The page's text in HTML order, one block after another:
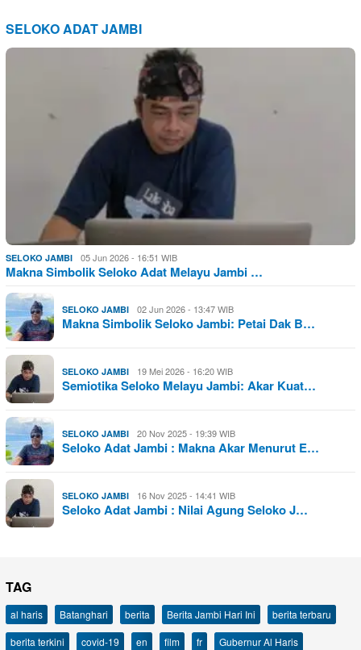
SELOKO ADAT JAMBI
SELOKO JAMBI 05 Jun 2026 - 16:51 WIB
Makna Simbolik Seloko Adat Melayu Jambi …
SELOKO JAMBI 02 Jun 2026 - 13:47 WIB
Makna Simbolik Seloko Jambi: Petai Dak B…
SELOKO JAMBI 19 Mei 2026 - 16:20 WIB
Semiotika Seloko Melayu Jambi: Akar Kuat…
SELOKO JAMBI 20 Nov 2025 - 19:39 WIB
Seloko Adat Jambi : Makna Akar Menurut E…
SELOKO JAMBI 16 Nov 2025 - 14:41 WIB
Seloko Adat Jambi : Nilai Agung Seloko J…
TAG
al haris Batanghari berita Berita Jambi Hari Ini
berita terbaru
berita terkini
covid-19 en film fr
Gubernur Al Haris